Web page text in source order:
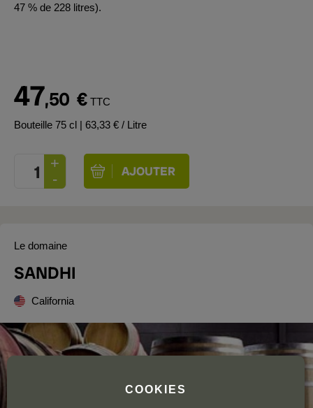
47 % de 228 litres).
47,50 € TTC
Bouteille 75 cl | 63,33 € / Litre
Le domaine
SANDHI
California
COOKIES